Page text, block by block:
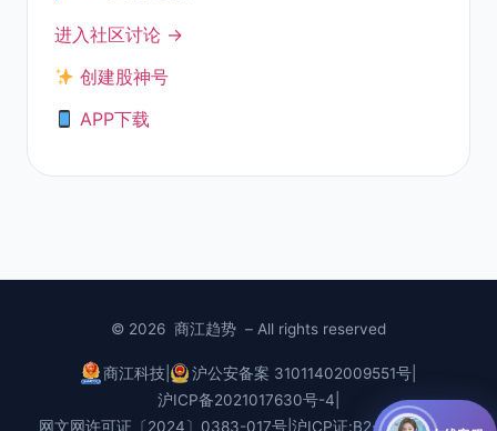
进入社区讨论 →
创建股神号
APP下载
© 2026 商江趋势 – All rights reserved
商江科技 沪公安备案 31011402009551号
沪ICP备2021017630号-4
网文网许可证〔2024〕0383-017号| 沪ICP证:B2-20240435|